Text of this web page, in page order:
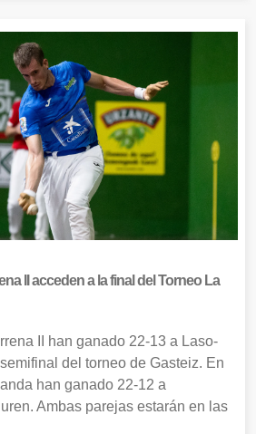
II acceden a la final del Torneo La
II han ganado 22-13 a Laso-
del torneo de Gasteiz. En
han ganado 22-12 a
Ambas parejas estarán en las